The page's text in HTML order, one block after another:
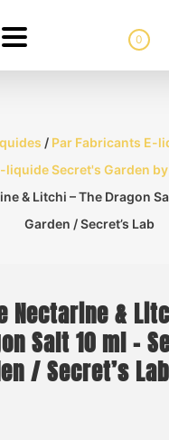
0
/ Par Fabricants E-
liquide Secret's Garden
& Litchi – The Dragon
Garden / Secret’s Lab
Nectarine &
Salt 10 ml –
/ Secret’s Lab